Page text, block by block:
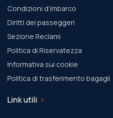
Condizioni d’imbarco
Diritti dei passeggeri
Sezione Reclami
Politica di Riservatezza
Informativa sui cookie
Politica di trasferimento bagagli
Link utili